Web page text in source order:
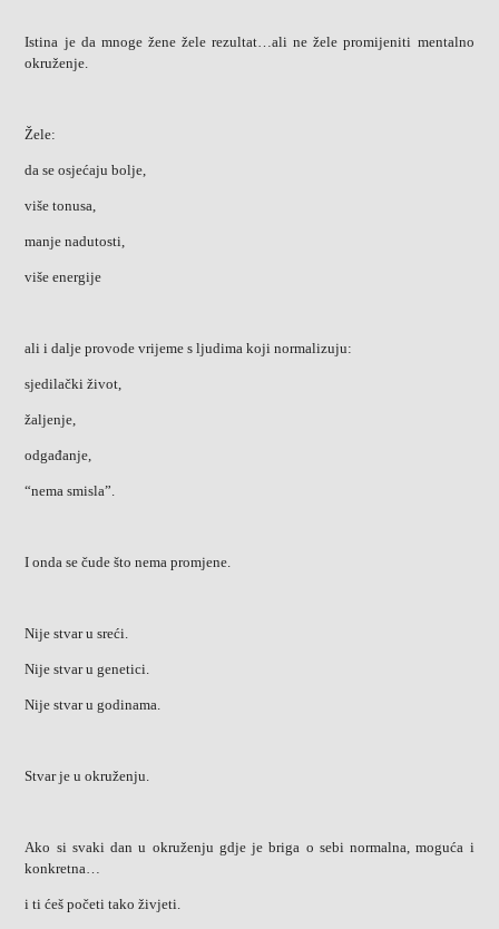
Istina je da mnoge žene žele rezultat…ali ne žele promijeniti mentalno
okruženje.
Žele:
da se osjećaju bolje,
više tonusa,
manje nadutosti,
više energije
ali i dalje provode vrijeme s ljudima koji normalizuju:
sjedilački život,
žaljenje,
odgađanje,
“nema smisla”.
I onda se čude što nema promjene.
Nije stvar u sreći.
Nije stvar u genetici.
Nije stvar u godinama.
Stvar je u okruženju.
Ako si svaki dan u okruženju gdje je briga o sebi normalna, moguća i
konkretna…
i ti ćeš početi tako živjeti.